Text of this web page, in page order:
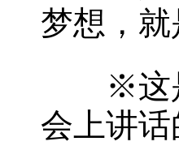
梦想，
※这是
会上讲话